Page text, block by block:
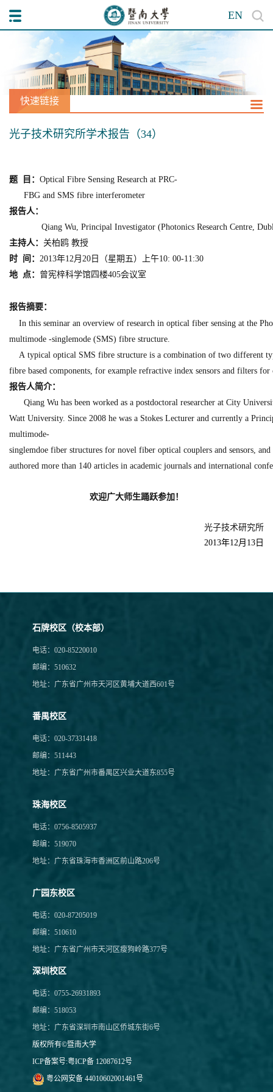
EN
快速链接
光子技术研究所学术报告（34）
题 目： Optical Fibre Sensing Research at PRC-
FBG and SMS fibre interferometer
报告人：
Qiang Wu Principal Investigator (Photonics Research Centre,
主持人： 关柏鸥 教授
时 间： 2013年12 月 20 日（星期 五）上午10: 00-11:30
地
点： 曾宪梓科学馆四楼405会议室
报告摘要：
In this seminar an overview of research in optical fiber sensing at the
multimode -singlemode (SMS) fibre structure.
A typical optical SMS fibre structure is a combination of two different
fibre based components, for example refractive index sensors and filters
报告人简介：
Qiang Wu has been worked as a postdoctoral researcher at City
Watt University. Since 2008 he was a Stokes Lecturer and currently a
multimode-
singlemdoe fiber structures for novel fiber optical couplers and sensors,
authored more than 140 articles in academic journals and international
欢迎广大师生踊跃参加！
光子技术研究所
2013年12 月 13 日
石牌校区（校本部）
电话：020-85220010
邮编：510632
地址：广东省广州市天河区黄埔大道西601号
番禺校区
电话：020-37331418
邮编：511443
地址：广东省广州市番禺区兴业大道东855号
珠海校区
电话：0756-8505937
邮编：519070
地址：广东省珠海市香洲区前山路206号
广园东校区
电话：020-87205019
邮编：510610
地址：广东省广州市天河区瘦狗岭路377号
深圳校区
电话：0755-26931893
邮编：518053
地址：广东省深圳市南山区侨城东街6号
版权所有©暨南大学
ICP备案号:粤ICP备 12087612号
粤公网安备 44010602001461号